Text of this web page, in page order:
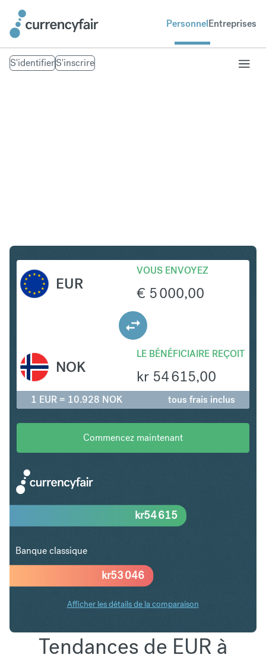
PersonnelEntreprises
S'identifierS'inscrire
EUR
VOUS ENVOYEZ
€ 5 000,00
LE BÉNÉFICIAIRE REÇOIT
kr 54 615,00
NOK
1 EUR = 10.928 NOK tous frais inclus
Commencez maintenant
kr53 046
kr54 615
Banque classique
Afficher les détails de la comparaison
Tendances de EUR à